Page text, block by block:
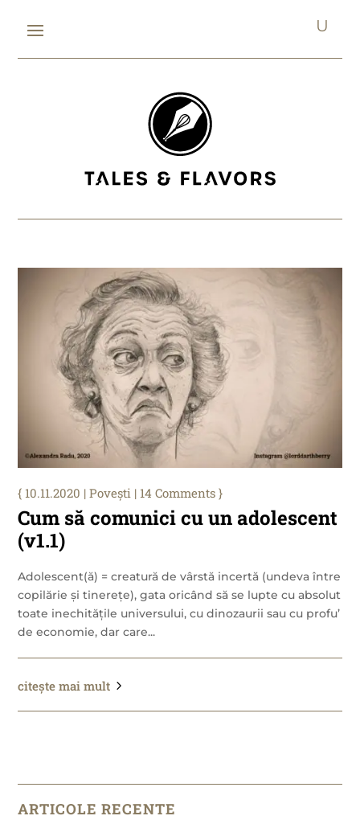
Cum să comunici cu un adolescent
(v1.1)
10.11.2020 |Povești | 14 Comments
Adolescent(ă) = creatură de vârstă incertă (undeva între
copilărie și tinerețe), gata oricând să se lupte cu absolut
toate inechitățile universului, cu dinozaurii sau cu profu’
de economie, dar care...
citește mai mult
ARTICOLE RECENTE